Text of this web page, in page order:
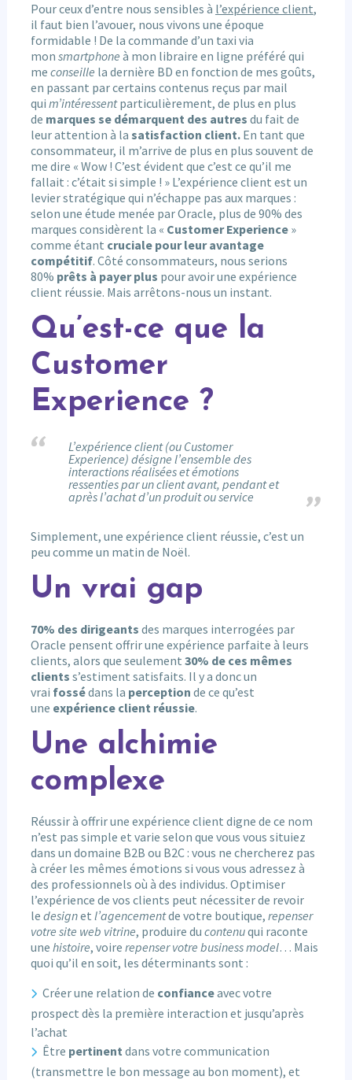
Pour ceux d’entre nous sensibles à l’expérience client,
il faut bien l’avouer, nous vivons une époque
formidable ! De la commande d’un taxi via
mon smartphone à mon libraire en ligne préféré qui
me conseille la dernière BD en fonction de mes goûts,
en passant par certains contenus reçus par mail
qui m’intéressentparticulièrement, de plus en plus
de marques se démarquent des autres du fait de
leur attention à la satisfaction client.En tant que
consommateur, il m’arrive de plus en plus souvent de
me dire « Wow ! C’est évident que c’est ce qu’il me
fallait : c’était si simple ! » L’expérience client est un
levier stratégique qui n’échappe pas aux marques :
selon une étude menée par Oracle, plus de 90% des
marques considèrent la « Customer Experience»
comme étant cruciale pour leur avantage
compétitif. Côté consommateurs, nous serions
80% prêts à payer plus pour avoir une expérience
client réussie. Mais arrêtons-nous un instant.
Qu’est-ce que la
Customer
Experience ?
L’expérience client (ou Customer
Experience) désigne l’ensemble des
interactions réalisées et émotions
ressenties par un client avant, pendant et
après l’achat d’un produit ou service
Simplement, une expérience client réussie, c’est un
peu comme un matin de Noël.
Un vrai gap
70% des dirigeants des marques interrogées par
Oracle pensent offrir une expérience parfaite à leurs
clients, alors que seulement 30% de ces mêmes
clients s’estiment satisfaits. Il y a donc un
vrai fossédans la perception de ce qu’est
une expérience client réussie.
Une alchimie
complexe
Réussir à offrir une expérience client digne de ce nom
n’est pas simple et varie selon que vous vous situiez
dans un domaine B2B ou B2C : vous ne chercherez pas
à créer les mêmes émotions si vous vous adressez à
des professionnels où à des individus. Optimiser
l’expérience de vos clients peut nécessiter de revoir
le designet l’agencementde votre boutique, repenser
votre site web vitrine, produire du contenuqui raconte
une histoire, voire repenser votre business model… Mais
quoi qu’il en soit, les déterminants sont :
Créer une relation de confianceavec votre
prospect dès la première interaction et jusqu’après
l’achat
Être pertinent dans votre communication
(transmettre le bon message au bon moment), et